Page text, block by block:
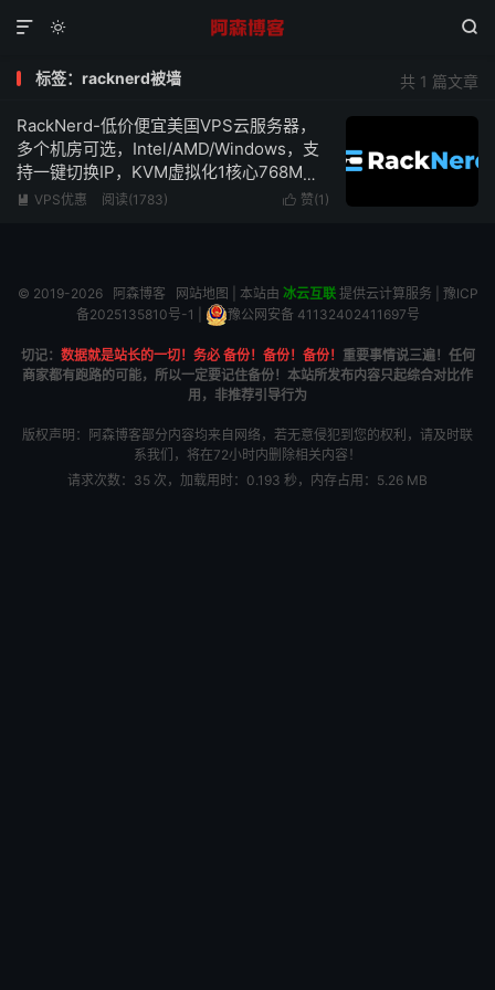
 

共 1 篇文章
标签：racknerd被墙
RackNerd-低价便宜美国VPS云服务器，
多个机房可选，Intel/AMD/Windows，支
持一键切换IP，KVM虚拟化1核心768M内
存1Gbps带宽低至$10.18/年
 赞(1 )
 VPS优惠 阅读(1783)
© 2019-2026 阿森博客 网站地图 | 本站由 冰云互联提供云计算服务 | 豫ICP
备2025135810号-1
豫公网安备 41132402411697号
切记： 数据就是站长的一切！务必 备份！备份！备份！ 重要事情说三遍！任何
商家都有跑路的可能，所以一定要记住备份！本站所发布内容只起综合对比作
用，非推荐引导行为
版权声明：阿森博客部分内容均来自网络，若无意侵犯到您的权利，请及时联
系我们，将在72小时内删除相关内容！
请求次数：35 次，加载用时：0.193 秒，内存占用：5.26 MB